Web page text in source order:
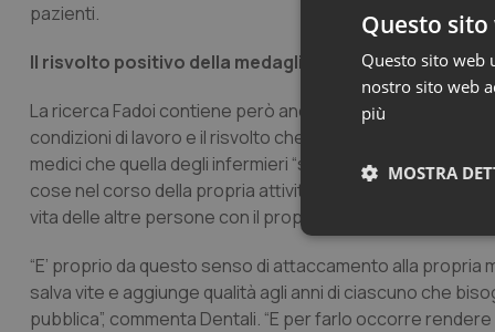
pazienti.
Il risvolto positivo della medaglia: professionisti
La ricerca Fadoi contiene però anche un positivo e
condizioni di lavoro e il risvolto che queste hanno su
medici che quella degli infermieri “sente di aver
cose nel corso della propria attività lavorativa”. Mentre
vita delle altre persone con il proprio lavoro” e nel 73%
“E’ proprio da questo senso di attaccamento alla
salva vite e aggiunge qualità agli anni di ciascuno che
pubblica”, commenta Dentali. “E per farlo occorre
Questo
Questo sito web
nostro sito web
più
MOSTRA